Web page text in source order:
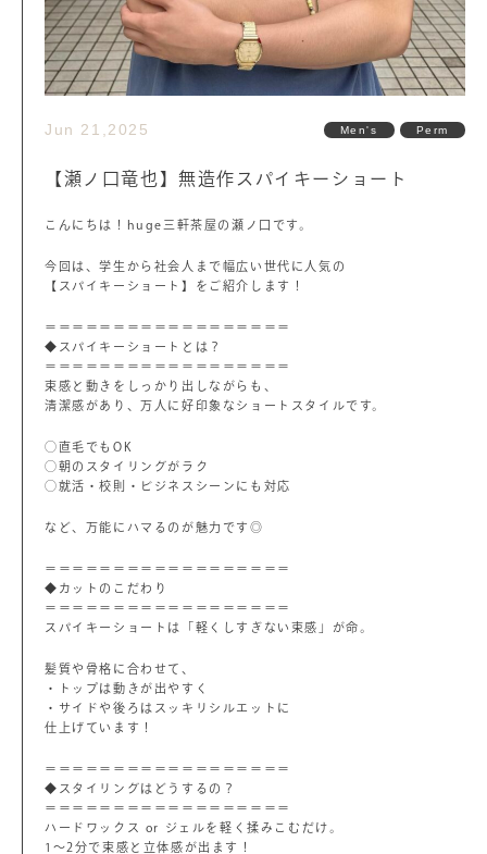
Jun 21,2025 Men's Perm
【瀬ノ口竜也】無造作スパイキーショート
こんにちは！huge三軒茶屋の瀬ノ口です。
今回は、学生から社会人まで幅広い世代に人気の
【スパイキーショート】をご紹介します！
＝＝＝＝＝＝＝＝＝＝＝＝＝＝＝＝＝＝
◆スパイキーショートとは？
＝＝＝＝＝＝＝＝＝＝＝＝＝＝＝＝＝＝
束感と動きをしっかり出しながらも、
清潔感があり、万人に好印象なショートスタイルです。
◯直毛でもOK
◯朝のスタイリングがラク
◯就活・校則・ビジネスシーンにも対応
など、万能にハマるのが魅力です◎
＝＝＝＝＝＝＝＝＝＝＝＝＝＝＝＝＝＝
◆カットのこだわり
＝＝＝＝＝＝＝＝＝＝＝＝＝＝＝＝＝＝
スパイキーショートは「軽くしすぎない束感」が命。
髪質や骨格に合わせて、
・トップは動きが出やすく
・サイドや後ろはスッキリシルエットに
仕上げています！
＝＝＝＝＝＝＝＝＝＝＝＝＝＝＝＝＝＝
◆スタイリングはどうするの？
＝＝＝＝＝＝＝＝＝＝＝＝＝＝＝＝＝＝
ハードワックス or ジェルを軽く揉みこむだけ。
1～2分で束感と立体感が出ます！